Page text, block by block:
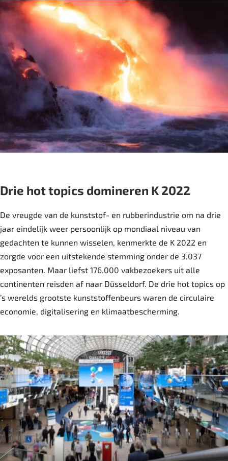
Drie hot topics domineren K 2022
De vreugde van de kunststof- en rubberindustrie om na drie
jaar eindelijk weer persoonlijk op mondiaal niveau van
gedachten te kunnen wisselen, kenmerkte de K 2022 en
zorgde voor een uitstekende stemming onder de 3.037
exposanten. Maar liefst 176.000 vakbezoekers uit alle
continenten reisden af naar Düsseldorf. De drie hot topics op
’s werelds grootste kunststoffenbeurs waren de circulaire
economie, digitalisering en klimaatbescherming.